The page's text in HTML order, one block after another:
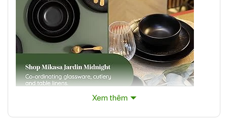
Bộ đồ ăn 12 món Mikasa Jardin Midnight
Xem thêm